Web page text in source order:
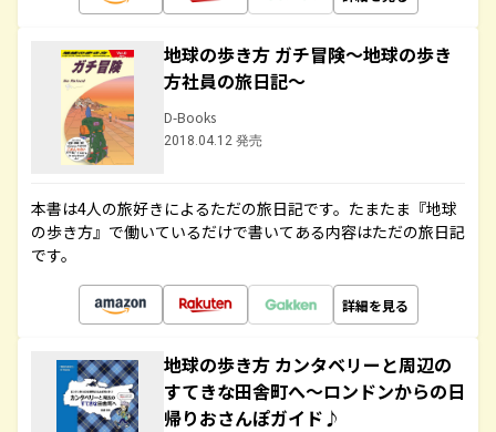
地球の歩き方 ガチ冒険～地球の歩き
方社員の旅日記～
D-Books
2018.04.12 発売
本書は4人の旅好きによるただの旅日記です。たまたま『地球
の歩き方』で働いているだけで書いてある内容はただの旅日記
です。
詳細を見る
地球の歩き方 カンタベリーと周辺の
すてきな田舎町へ～ロンドンからの日
帰りおさんぽガイド♪